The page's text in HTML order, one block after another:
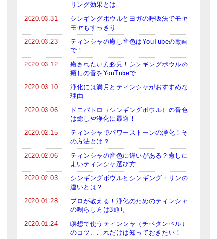
リング効果とは
2020.03.31
シンギングボウルとヨガの呼吸法でモヤ
モヤもすっきり
2020.03.23
ティンシャの癒し音色はYouTubeの動画
で！
2020.03.12
癒されたい方必見！シンギングボウルの
癒しの音をYouTubeで
2020.03.10
浄化には満月とティンシャがおすすめな
理由
2020.03.06
ドニパトロ（シンギングボウル）の音色
は癒しや浄化に最適！
2020.02.15
ティンシャでパワーストーンの浄化！そ
の方法とは？
2020.02.06
ティンシャの音色に違いがある？癒しに
よいティンシャ選び方
2020.02.03
シンギングボウルとシンギング・リンの
違いとは？
2020.01.28
プロが教える！浄化のためのティンシャ
の鳴らし方は3通り
2020.01.24
瞑想で使うティンシャ（チベタンベル）
のコツ、これだけは知っておきたい！